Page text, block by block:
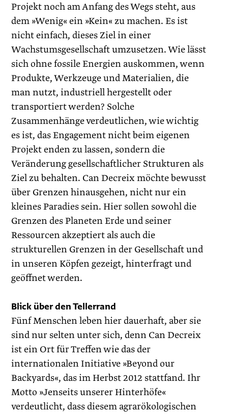
Projekt noch am Anfang des Wegs steht, aus
dem »Wenig« ein »Kein« zu machen. Es ist
nicht einfach, dieses Ziel in einer
Wachstumsgesellschaft umzusetzen. Wie lässt
sich ohne fossile Energien auskommen, wenn
Produkte, Werkzeuge und Materialien, die
man nutzt, industriell hergestellt oder
transportiert werden? Solche
Zusammenhänge verdeutlichen, wie wichtig
es ist, das Engagement nicht beim eigenen
Projekt enden zu lassen, sondern die
Veränderung gesellschaftlicher Strukturen als
Ziel zu behalten. Can Decreix möchte bewusst
über Grenzen hinausgehen, nicht nur ein
kleines Paradies sein. Hier sollen sowohl die
Grenzen des Planeten Erde und seiner
Ressourcen akzeptiert als auch die
strukturellen Grenzen in der Gesellschaft und
in unseren Köpfen gezeigt, hinterfragt und
geöffnet werden.
Blick über den Tellerrand
Fünf Menschen leben hier dauerhaft, aber sie
sind nur selten unter sich, denn Can Decreix
ist ein Ort für Treffen wie das der
internationalen Initiative »Beyond our
Backyards«, das im Herbst 2012 stattfand. Ihr
Motto »Jenseits unserer Hinterhöfe«
verdeutlicht, dass diesem agrarökologischen